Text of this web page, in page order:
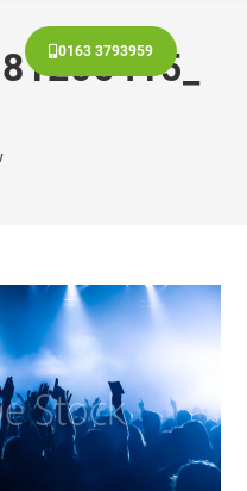
0163 3793959